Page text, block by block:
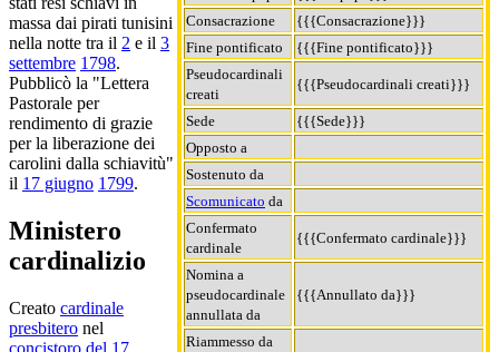
Consacrazione
{{{Consacrazione}}}
Fine pontificato
{{{Fine pontificato}}}
Pseudocardinali
creati
{{{Pseudocardinali creati}}}
Sede
{{{Sede}}}
Opposto a
Sostenuto da
Scomunicato da
Confermato
cardinale
{{{Confermato cardinale}}}
Nomina a
pseudocardinale
annullata da
{{{Annullato da}}}
Riammesso da
massa dai pirati tunisini
nella notte tra il 2 e il 3
settembre 1798.
Pubblicò la "Lettera
Pastorale per
rendimento di grazie
per la liberazione dei
carolini dalla schiavitù"
il 17 giugno 1799.
Ministero
cardinalizio
Creato cardinale
presbitero nel
concistoro del 17